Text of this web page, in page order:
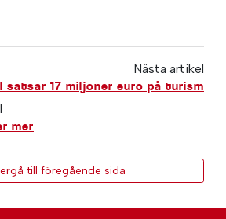
Nästa artikel
satsar 17 miljoner euro på turism
mer
till föregående sida